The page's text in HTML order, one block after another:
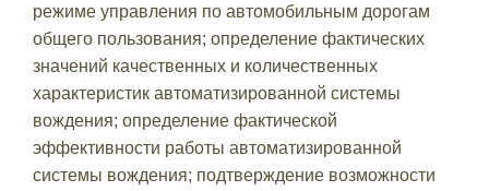
режиме управления по автомобильным дорогам
общего пользования; определение фактических
значений качественных и количественных
характеристик автоматизированной системы
вождения; определение фактической
эффективности работы автоматизированной
системы вождения; подтверждение возможности